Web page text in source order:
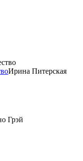
Ирина Питерская
Грэй